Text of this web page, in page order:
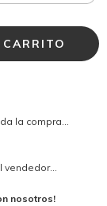
la compra...
nosotros!